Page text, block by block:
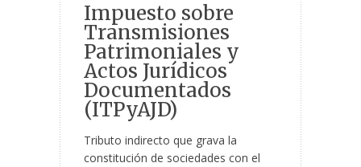
Impuesto sobre
Transmisiones
Patrimoniales y
Actos Jurídicos
Documentados
(ITPyAJD)
Tributo indirecto que grava la
constitución de sociedades con el